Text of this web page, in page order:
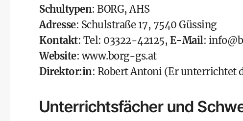
Schultypen: BORG, AHS
Adresse: Schulstraße 17, 7540 Güssing
Kontakt: Tel: 03322-42125, E-Mail:
Website:www.borg-gs.at
Direktor:in: Robert Antoni (Er unterrichtet
Unterrichtsfächer und